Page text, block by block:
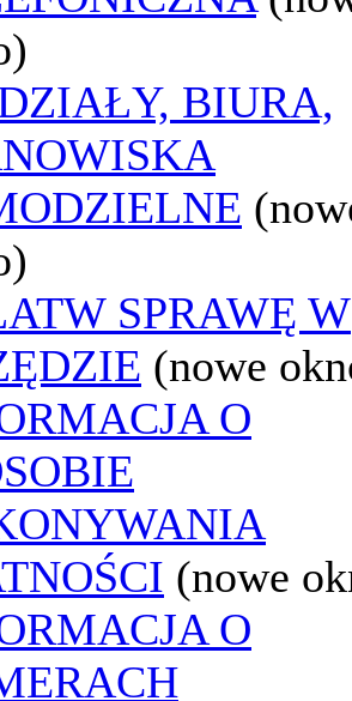
BIURA,
SPRAWĘ W
(nowe
O
(nowe
O